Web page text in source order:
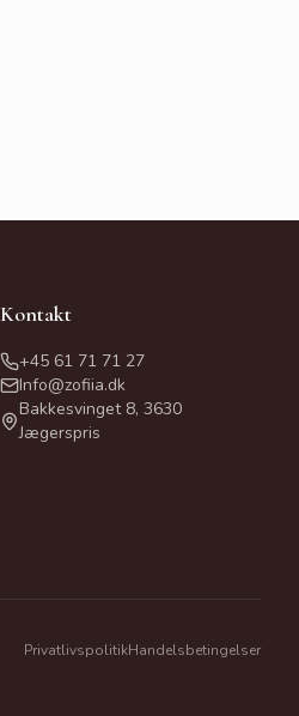
Kontakt
+45 61 71 71 27
Info@zofiia.dk
Bakkesvinget 8, 3630
Jægerspris
PrivatlivspolitikHandelsbetingelser